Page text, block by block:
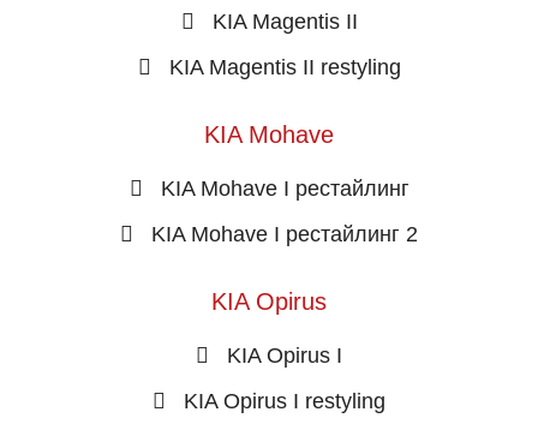
KIA Magentis II
KIA Magentis II restyling
KIA Mohave
KIA Mohave I рестайлинг
KIA Mohave I рестайлинг 2
KIA Opirus
KIA Opirus I
KIA Opirus I restyling